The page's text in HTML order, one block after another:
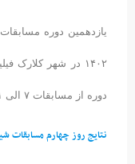
۱۴۰۲ در شهر کلارک
دوره از مسابقات ۷ الی ۱۱ اسفند ماه ۱۴۰۲ پیگیری خواهد شد.
نتایج روز چهارم مسابقات